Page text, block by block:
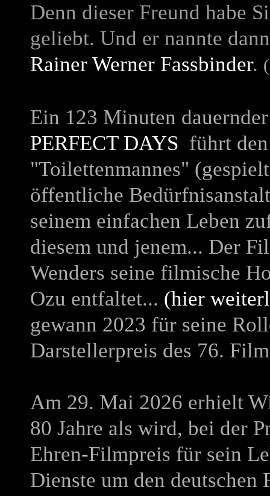
Denn dieser Freund habe
geliebt. Und er nannte
Rainer Werner Fassbinder.
Ein 123 Minuten
PERFECT DAYS führt
"Toilettenmannes"
öffentliche
seinem einfachen Leben
diesem und jenem... Der
Wenders seine filmische
Ozu entfaltet... (hier
gewann 2023 für seine
Darstellerpreis des 76.
Am 29. Mai 2026 erhielt
80 Jahre als wird, bei der
Ehren-Filmpreis für sein
Dienste um den